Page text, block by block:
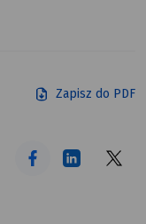
Zapisz do PDF